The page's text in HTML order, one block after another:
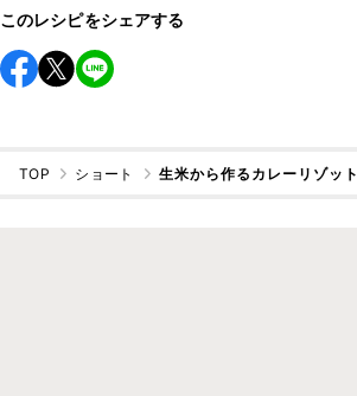
このレシピをシェアする
TOP ショート 生米から作るカレーリゾット